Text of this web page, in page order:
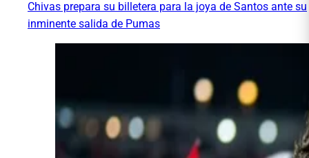
Chivas prepara su billetera para la joya de Santos ante su
inminente salida de Pumas